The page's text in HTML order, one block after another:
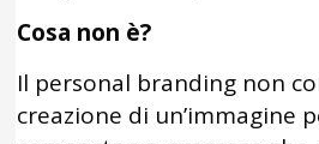
Cosa non è?
Il personal branding non
creazione di un’immagine